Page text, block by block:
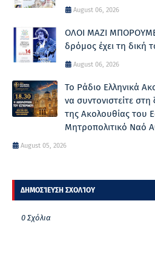
August 06, 2026
ΟΛΟΙ ΜΑΖΙ
δρόμος έχει τη δική
August 06, 2026
Το Ράδιο Ελληνικά
να συντονιστείτε
της Ακολουθίας του
Μητροπολιτικό Ναό
August 05, 2026
ΔΗΜΟΣΊΕΥΣΗ ΣΧΟΛΊΟΥ
0 Σχόλια